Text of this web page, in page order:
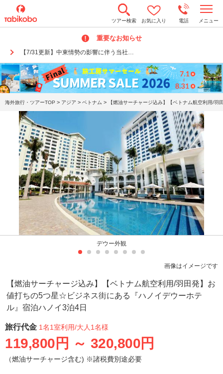
ツアー検索 お気に入り 電話 メニュー
重要なお知らせ
【7/31更新】中東情勢の影響に伴う当社…
o
n
a
v
i
g
a
t
海外旅行・ツアーTOP > アジア > ベトナム > 【燃油サーチャージ込み】【ベトナム航空利用/
デウー外観
画像はイメージです
【燃油サーチャージ込み】【ベトナム航空利用/羽田発】お
値打ちの5つ星☆ビジネス街にある『ハノイデウーホテ
ル』宿泊ハノイ3泊4日
旅行代金 1名1室利用/大人1名様
119,800円 ～ 320,800円
（燃油サーチャージ含む) ※諸税費別途必要